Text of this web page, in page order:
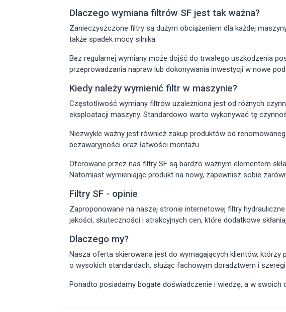
Dlaczego wymiana filtrów SF jest tak ważna?
Zanieczyszczone filtry są dużym obciążeniem dla każdej
także spadek mocy silnika.
Bez regularnej wymiany może dojść do trwałego uszkodzenia
przeprowadzania napraw lub dokonywania inwestycji w nowe
Kiedy należy wymienić filtr w maszynie?
Częstotliwość wymiany filtrów uzależniona jest od różnych
eksploatacji maszyny. Standardowo warto wykonywać tę
Niezwykle ważny jest również zakup produktów od
bezawaryjności oraz łatwości montażu.
Oferowane przez nas filtry SF są bardzo ważnym elementem
Natomiast wymieniając produkt na nowy, zapewnisz sobie
Filtry SF - opinie
Zaproponowane na naszej stronie internetowej filtry
jakości, skuteczności i atrakcyjnych cen, które dodatkowe
Dlaczego my?
Nasza oferta skierowana jest do wymagających klientów, którzy
o wysokich standardach, służąc fachowym doradztwem i
Ponadto posiadamy bogate doświadczenie i wiedzę, a w swoich